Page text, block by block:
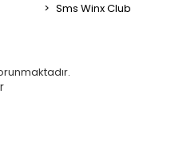
Sms Winx Club